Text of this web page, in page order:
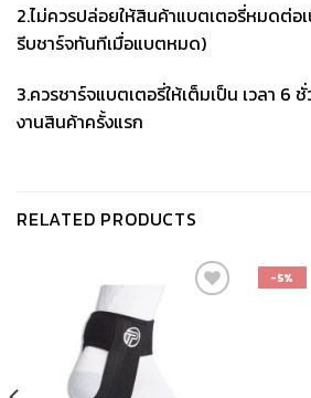
2.ไม่ควรปล่อยให้สินค้าแบตเตอรี่หมดต่อ
รีบชาร์จทันทีเมื่อแบตหมด)
3.ควรชาร์จแบตเตอรี่ให้เต็มเป็น เวลา 6
งานสินค้าครั้งแรก
RELATED PRODUCTS
-5%